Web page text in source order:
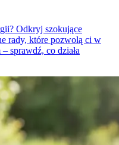
Odkryj szokujące
rady, które pozwolą ci w
sprawdź, co działa